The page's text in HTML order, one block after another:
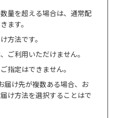
量を超える場合は、通常配
ます。
方法です。
ご利用いただけません。
指定はできません。
届け先が複数ある場合、お
け方法を選択することはで